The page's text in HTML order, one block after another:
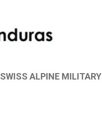
SWISS ALPINE MILITARY